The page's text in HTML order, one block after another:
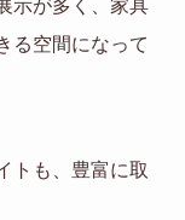
示が多く、家具
る空間になって
トも、豊富に取